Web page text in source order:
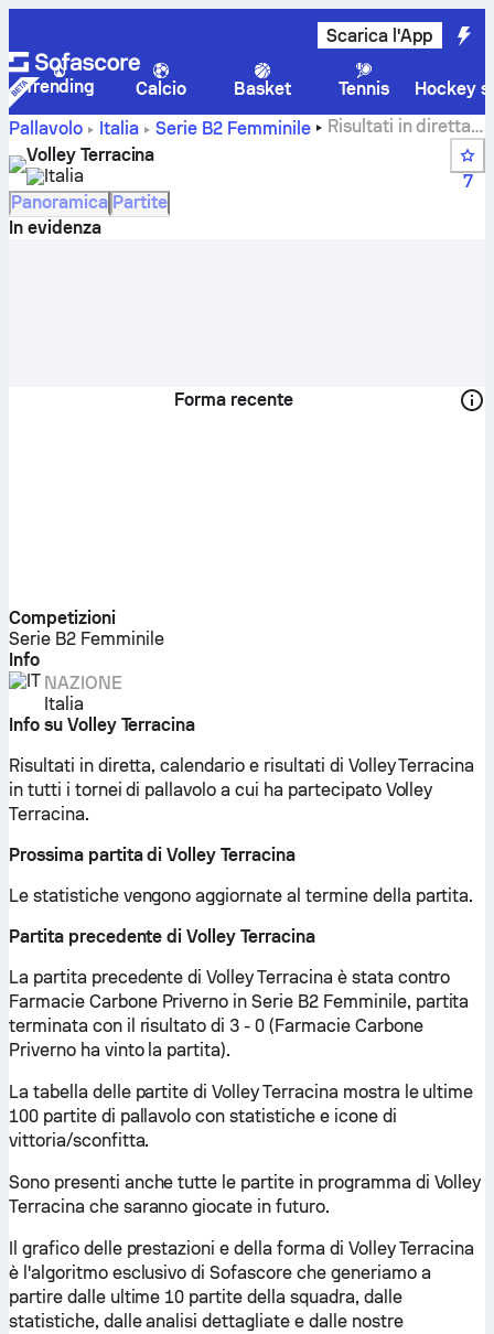
Scarica l'App
Trending Calcio Basket Tennis
Hockey
Pallavolo
Italia Serie B2 Femminile
Risultati in diretta,
calendario, partite e classifiche di Volley Terracina
Volley Terracina
Italia
7
Panoramica Partite
In evidenza
Forma recente
Competizioni
Serie B2 Femminile
Info
NAZIONE
Italia
Info su Volley Terracina
Risultati in diretta, calendario e risultati di Volley Terracina
in tutti i tornei di pallavolo a cui ha partecipato Volley
Terracina.
Prossima partita di Volley Terracina
Le statistiche vengono aggiornate al termine della partita.
Partita precedente di Volley Terracina
La partita precedente di Volley Terracina è stata contro
Farmacie Carbone Priverno in Serie B2 Femminile, partita
terminata con il risultato di 3 - 0 (Farmacie Carbone
Priverno ha vinto la partita).
La tabella delle partite di Volley Terracina mostra le ultime
100 partite di pallavolo con statistiche e icone di
vittoria/sconfitta.
Sono presenti anche tutte le partite in programma di Volley
Terracina che saranno giocate in futuro.
Il grafico delle prestazioni e della forma di Volley Terracina
è l'algoritmo esclusivo di Sofascore che generiamo a
partire dalle ultime 10 partite della squadra, dalle
statistiche, dalle analisi dettagliate e dalle nostre